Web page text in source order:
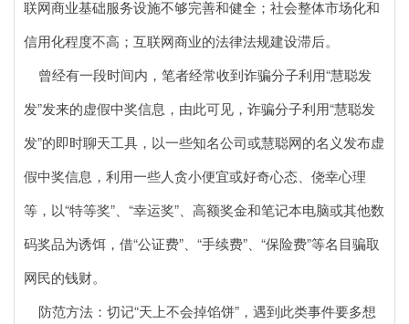
联网商业基础服务设施不够完善和健全；社会整体市场化和
信用化程度不高；互联网商业的法律法规建设滞后。
曾经有一段时间内，笔者经常收到诈骗分子利用“慧聪发
发”发来的虚假中奖信息，由此可见，诈骗分子利用“慧聪发
发”的即时聊天工具，以一些知名公司或慧聪网的名义发布虚
假中奖信息，利用一些人贪小便宜或好奇心态、侥幸心理
等，以“特等奖”、“幸运奖”、高额奖金和笔记本电脑或其他数
码奖品为诱饵，借“公证费”、“手续费”、“保险费”等名目骗取
网民的钱财。
防范方法：切记“天上不会掉馅饼”，遇到此类事件要多想